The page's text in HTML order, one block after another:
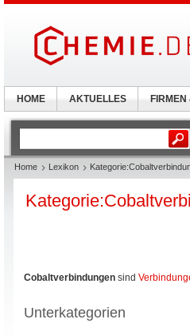
Home Lexikon
Cobaltverbindungen sind
Unterkategorien
HOME AKTUELLES FIRMEN